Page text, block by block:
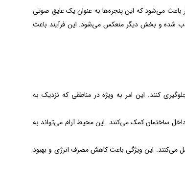
باعث می‌شود که این پنجره‌ها به عنوان یک عایق صوتی
شده و بخش دیگر منعکس می‌شود. این فرآیند باعث
داخل ساختمان جلوگیری کنند. این امر به ویژه در مناطقی که نزدیک به
ساختمان کمک می‌کنند. این محیط آرام می‌تواند به
می‌کنند. این ویژگی باعث کاهش مصرف انرژی و بهبود